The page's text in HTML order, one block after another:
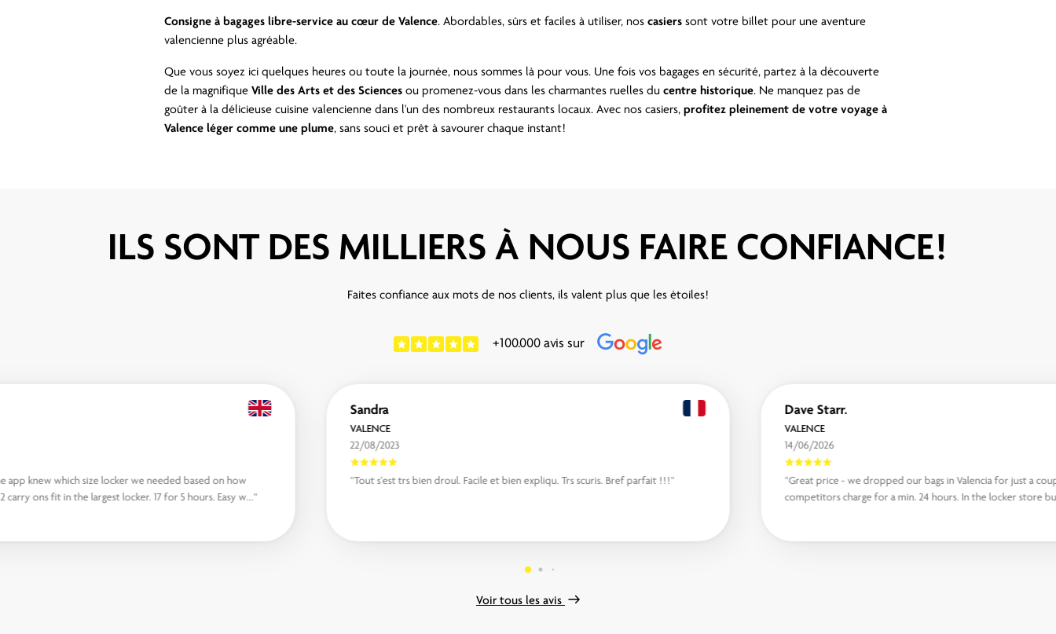
Consigne à bagages libre-service au cœur de Valence. Abordables, sûrs et faciles à utiliser, nos casiers sont votre billet pour une aventure
valencienne plus agréable.
Que vous soyez ici quelques heures ou toute la journée, nous sommes là pour vous. Une fois vos bagages en sécurité, partez à la découverte
de la magnifique Ville des Arts et des Sciences ou promenez-vous dans les charmantes ruelles du centre historique. Ne manquez pas de
goûter à la délicieuse cuisine valencienne dans l'un des nombreux restaurants locaux. Avec nos casiers, profitez pleinement de votre voyage à
Valence léger comme une plume, sans souci et prêt à savourer chaque instant!
ILS SONT DES MILLIERS À NOUS FAIRE CONFIANCE!
Faites confiance aux mots de nos clients, ils valent plus que les étoiles!
+100.000 avis sur
app knew which size locker we needed based on how
many bags we had, 2 carry ons fit in the largest locker. 17 for 5 hours. Easy w...“
Sandra
VALENCE
22/08/2023
“Tout s'est trs bien droul. Facile et bien expliqu. Trs scuris. Bref parfait !!!“
Dave Starr.
VALENCE
14/06/2026
“Great price - we dropped our bags in Valencia for just a
competitors charge for a min. 24 hours. In the locker store
Voir tous les avis